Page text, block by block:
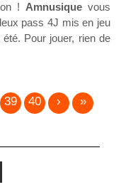
! Amnusiquevous
pass 4J mis en jeu
été. Pour jouer, rien de
39 40 › »